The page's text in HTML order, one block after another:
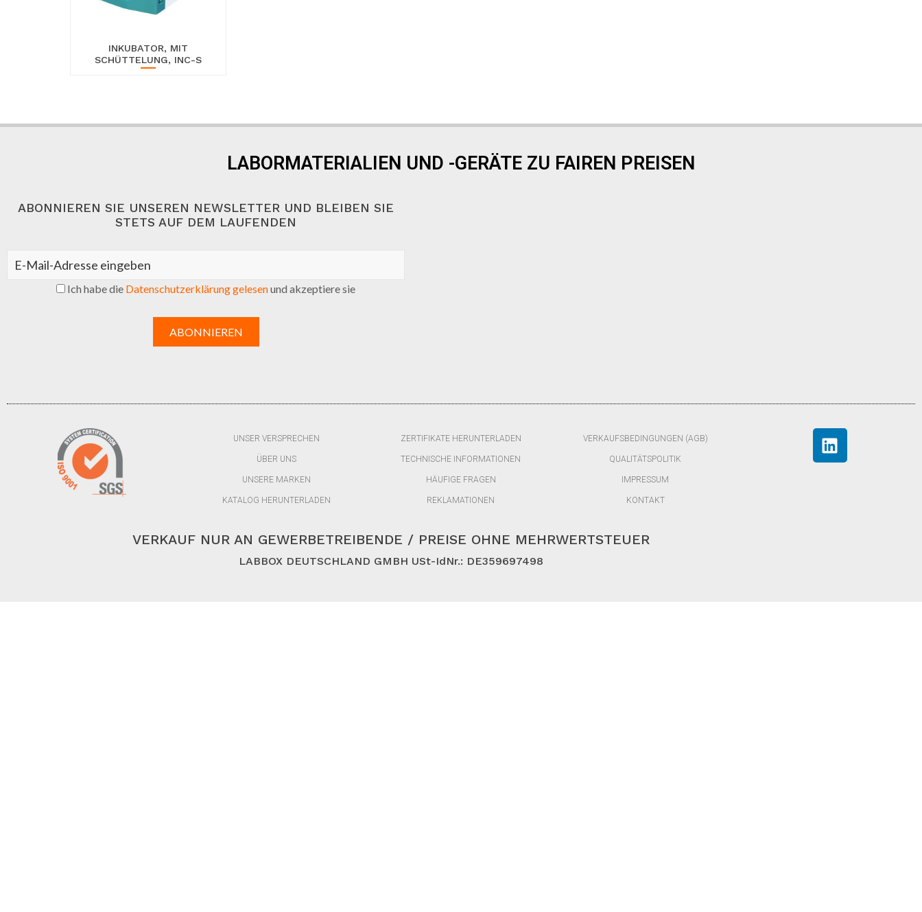
INKUBATOR, MIT
SCHÜTTELUNG, INC-S
LABORMATERIALIEN UND -GERÄTE ZU FAIREN PREISEN
ABONNIEREN SIE UNSEREN NEWSLETTER UND BLEIBEN SIE
STETS AUF DEM LAUFENDEN
Ich habe die Datenschutzerklärung gelesenund akzeptiere sie
UNSER VERSPRECHEN
ÜBER UNS
UNSERE MARKEN
KATALOG HERUNTERLADEN
ZERTIFIKATE HERUNTERLADEN
TECHNISCHE INFORMATIONEN
HÄUFIGE FRAGEN
REKLAMATIONEN
VERKAUFSBEDINGUNGEN (AGB)
QUALITÄTSPOLITIK
IMPRESSUM
KONTAKT
VERKAUF NUR AN GEWERBETREIBENDE / PREISE OHNE MEHRWERTSTEUER
LABBOX DEUTSCHLAND GMBH USt-IdNr.: DE359697498